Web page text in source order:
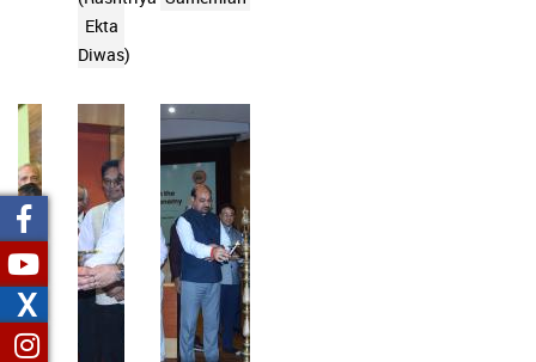
Ekta
Diwas)
X